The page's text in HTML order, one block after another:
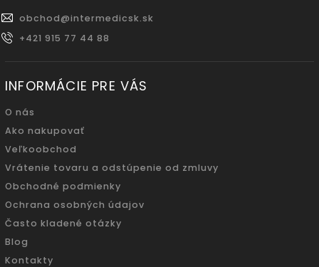
obchod@intermedicsk.sk
+421 915 77 44 88
INFORMÁCIE PRE VÁS
O nás
Ako nakupovať
Veľkoobchod
Vrátenie tovaru a odstúpenie od zmluvy
Obchodné podmienky
Ochrana osobných údajov
Často kladené otázky
Blog
Kontakty